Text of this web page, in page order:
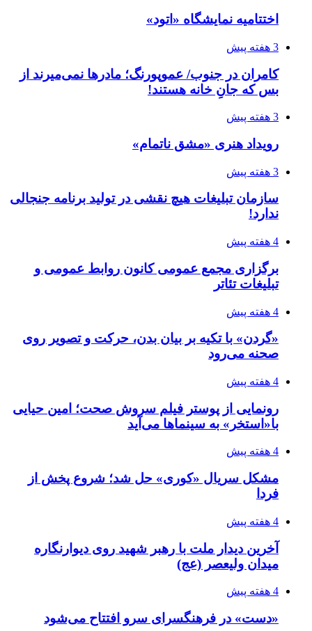
اختتامیه نمایشگاه «اتود»
3 هفته پیش
کامران در جنوب/ عموپورنگ؛ مادرها نمی‌میرند از
بس که جانِ خانه هستند!
3 هفته پیش
رویداد هنری «مشق ناتمام»
3 هفته پیش
سازمان تبلیغات هیچ نقشی در تولید برنامه جنجالی
ندارد!
4 هفته پیش
برگزاری مجمع عمومی کانون روابط عمومی و
تبلیغات تئاتر
4 هفته پیش
«گردن» با تکیه بر بیان بدن، حرکت و تصویر روی
صحنه می‌رود
4 هفته پیش
رونمایی از پوستر فیلم سروش صحت؛ امین حیایی
با«استخر» به سینماها می‌آید
4 هفته پیش
مشکل سریال «کوری» حل شد؛ شروع پخش از
فردا
4 هفته پیش
آخرین دیدار ملت با رهبر شهید روی دیوارنگاره
میدان ولیعصر (عج)
4 هفته پیش
«دست» در فرهنگسرای سرو افتتاح می‌شود